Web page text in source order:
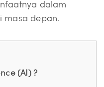
dalam
masa depan.
(AI) ?